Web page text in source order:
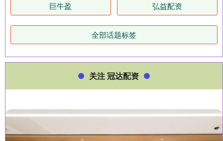
巨牛盈 弘益配资
全部话题标签
关注 冠达配资